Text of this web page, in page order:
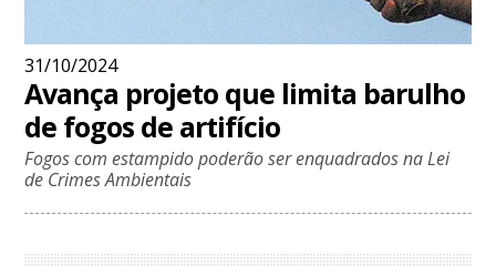
31/10/2024
Avança projeto que limita barulho
de fogos de artifício
Fogos com estampido poderão ser enquadrados na Lei
de Crimes Ambientais